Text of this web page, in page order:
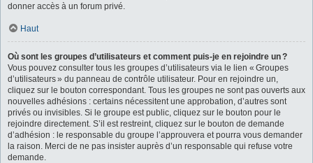
donner accès à un forum privé.
Haut
Où sont les groupes d’utilisateurs et comment puis-je en rejoindre un ?
Vous pouvez consulter tous les groupes d’utilisateurs via le lien « Groupes
d’utilisateurs » du panneau de contrôle utilisateur. Pour en rejoindre un,
cliquez sur le bouton correspondant. Tous les groupes ne sont pas ouverts aux
nouvelles adhésions : certains nécessitent une approbation, d’autres sont
privés ou invisibles. Si le groupe est public, cliquez sur le bouton pour le
rejoindre directement. S’il est restreint, cliquez sur le bouton de demande
d’adhésion : le responsable du groupe l’approuvera et pourra vous demander
la raison. Merci de ne pas insister auprès d’un responsable qui refuse votre
demande.